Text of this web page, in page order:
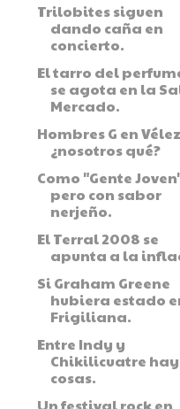
Trilobites siguen
dando caña en
concierto.
El tarro del
se agota en la
Mercado.
Hombres G en
¿nosotros qué?
Como "Gente
pero con sabor
nerjeño.
El Terral 2008 se
apunta a la
Si Graham Greene
hubiera estado
Frigiliana.
Entre Indy y
Chikilicuatre
cosas.